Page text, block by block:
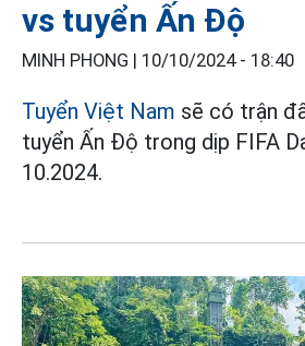
vs tuyển Ấn Độ
MINH PHONG | 10/10/2024 - 18:40
Tuyển Việt Nam sẽ có trận
tuyển Ấn Độ trong dịp FIFA
10.2024.